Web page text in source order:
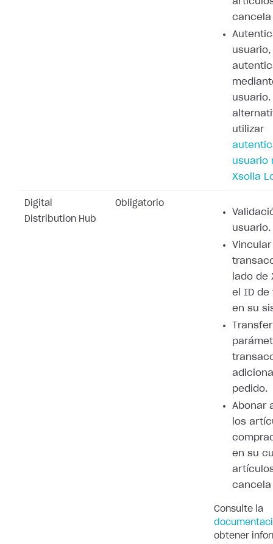
cancela
usuario.
utilizar
usuario
Xsolla
Digital
Distribution Hub
Obligatorio
usuario.
lado de
el ID de
en su
pedido.
Abonar
los
en su
cancela
Consulte la
obtener